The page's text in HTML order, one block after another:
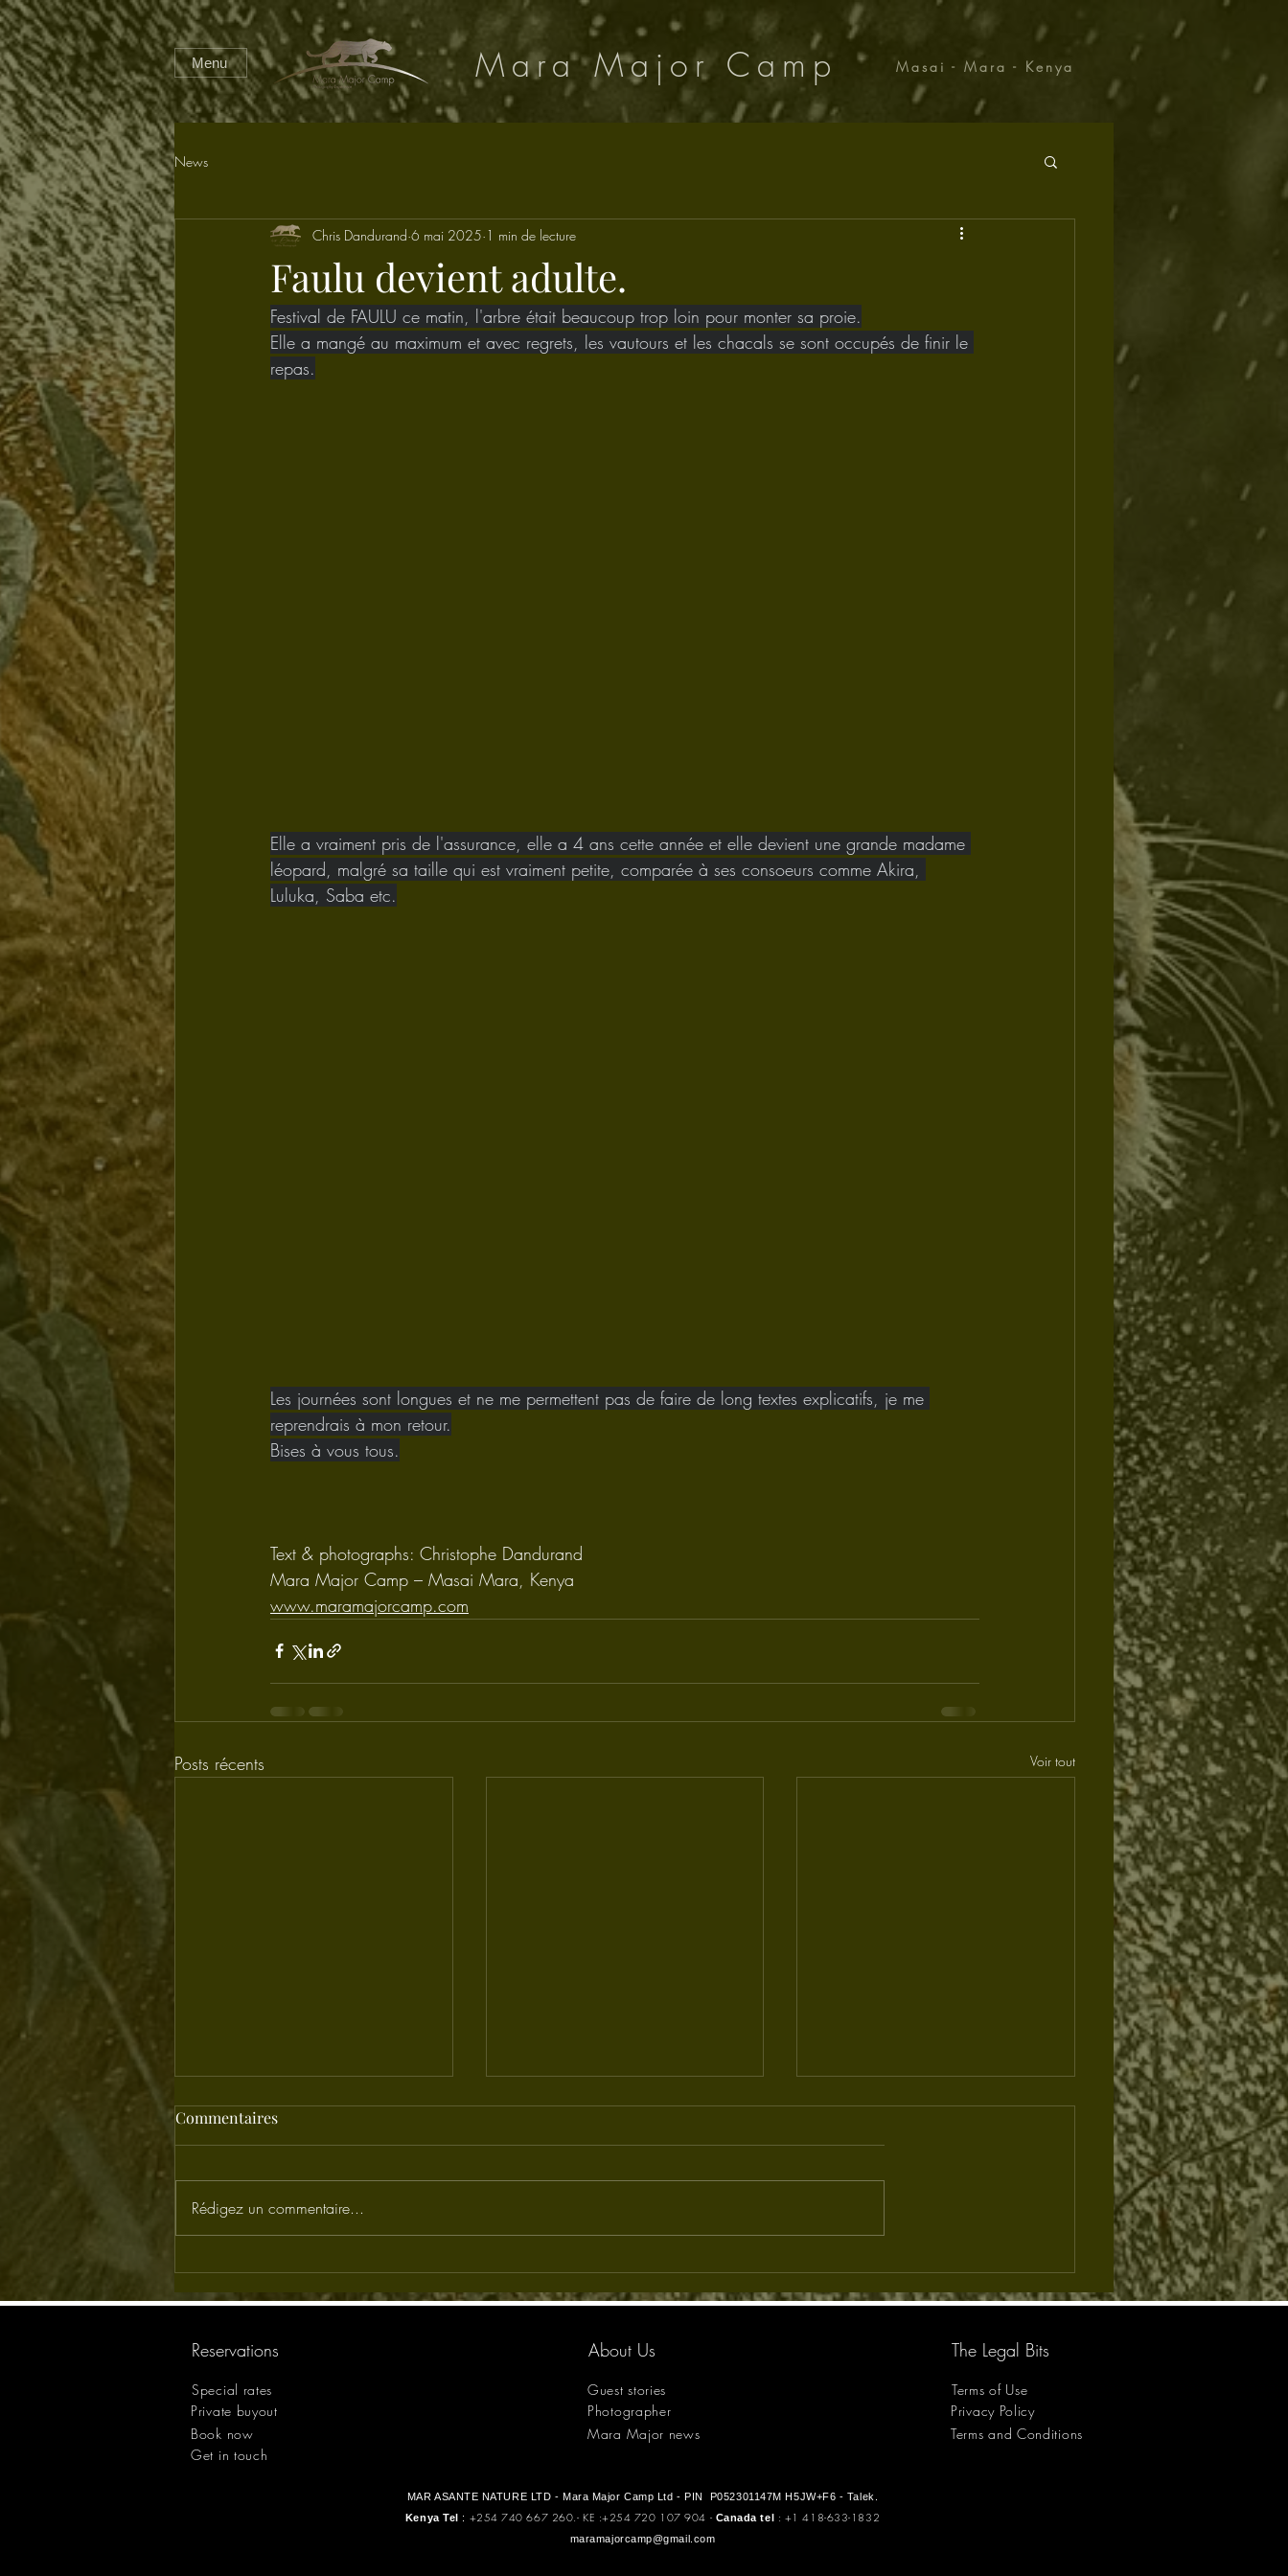
Menu Mara Major Camp Masai - Mara - Kenya
News
Faulu devient adulte.
Chris Dandurand 6 mai 2025 1 min de lecture
Festival de FAULU ce matin, l'arbre était beaucoup trop loin pour monter sa proie.
Elle a mangé au maximum et avec regrets, les vautours et les chacals se sont occupés de finir le
repas.
Elle a vraiment pris de l'assurance, elle a 4 ans cette année et elle devient une grande madame
léopard, malgré sa taille qui est vraiment petite, comparée à ses consoeurs comme Akira,
Luluka, Saba etc.
Les journées sont longues et ne me permettent pas de faire de long textes explicatifs, je me
reprendrais à mon retour.
Bises à vous tous.
Text & photographs: Christophe Dandurand
Mara Major Camp – Masai Mara, Kenya
www.maramajorcamp.com
Posts récents Voir tout
CRAIG nous à quitté.
Mara Major Camp
Commentaires
Rédigez un commentaire...
Reservations
Special rates
Private buyout
Book now
Get in touch
About Us
Guest stories
Photographer
Mara Major news
The Legal Bits
Terms of Use
Privacy Policy
Terms and Conditions
MAR ASANTE NATURE LTD - Mara Major Camp Ltd - PIN P052301147M H5JW+F6 - Talek.
Kenya Tel : +254 740 667 260.- KE :+254 720 107 904 - Canada tel : +1 418-633-1832
maramajorcamp@gmail.com